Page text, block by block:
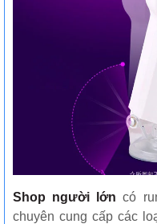
Shop người lớn có
chuyên cung cấp các